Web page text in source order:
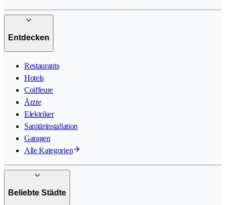
Entdecken
Restaurants
Hotels
Coiffeure
Ärzte
Elektriker
Sanitärinstallation
Garagen
Alle Kategorien
Beliebte Städte